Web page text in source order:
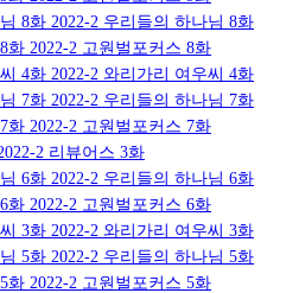
2022-2 우리들의 하나님 8화
2022-2 고원벌포커스 8화
2022-2 와리가리 여우씨 4화
2022-2 우리들의 하나님 7화
2022-2 고원벌포커스 7화
2 리뷰어스 3화
2022-2 우리들의 하나님 6화
2022-2 고원벌포커스 6화
2022-2 와리가리 여우씨 3화
2022-2 우리들의 하나님 5화
2022-2 고원벌포커스 5화